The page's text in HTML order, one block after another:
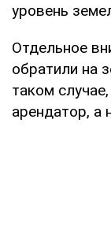
уровень
Отдельное
обратили на
таком
арендатор, а